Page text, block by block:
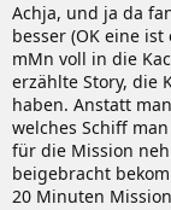
Achja, und ja da
besser (OK eine
mMn voll in die
erzählte Story, die
haben. Anstatt
welches Schiff
für die Mission
beigebracht
20 Minuten